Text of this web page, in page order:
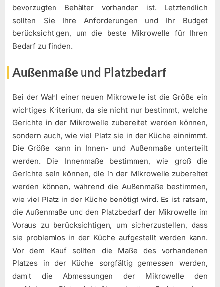
bevorzugten Behälter vorhanden ist. Letztendlich
sollten Sie Ihre Anforderungen und Ihr Budget
berücksichtigen, um die beste Mikrowelle für Ihren
Bedarf zu finden.
Außenmaße und Platzbedarf
Bei der Wahl einer neuen Mikrowelle ist die Größe ein
wichtiges Kriterium, da sie nicht nur bestimmt, welche
Gerichte in der Mikrowelle zubereitet werden können,
sondern auch, wie viel Platz sie in der Küche einnimmt.
Die Größe kann in Innen- und Außenmaße unterteilt
werden. Die Innenmaße bestimmen, wie groß die
Gerichte sein können, die in der Mikrowelle zubereitet
werden können, während die Außenmaße bestimmen,
wie viel Platz in der Küche benötigt wird. Es ist ratsam,
die Außenmaße und den Platzbedarf der Mikrowelle im
Voraus zu berücksichtigen, um sicherzustellen, dass
sie problemlos in der Küche aufgestellt werden kann.
Vor dem Kauf sollten die Maße des vorhandenen
Platzes in der Küche sorgfältig gemessen werden,
damit die Abmessungen der Mikrowelle den